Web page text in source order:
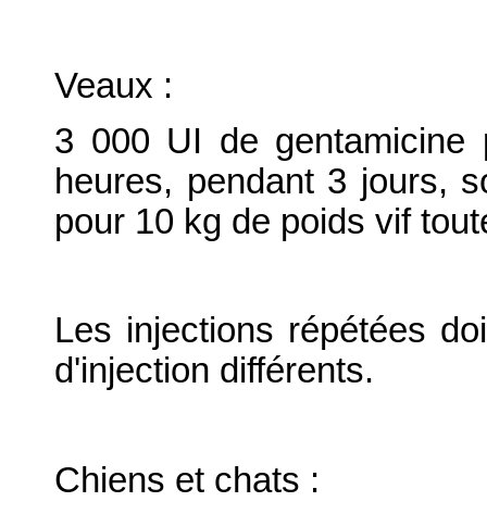
Veaux :
3 000 UI de
heures, pendant 3 jours,
pour 10 kg de poids vif
Les injections répétées
d'injection différents.
Chiens et chats :